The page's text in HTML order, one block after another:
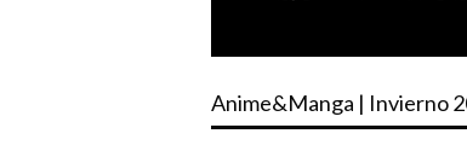
Anime&Manga | Invierno